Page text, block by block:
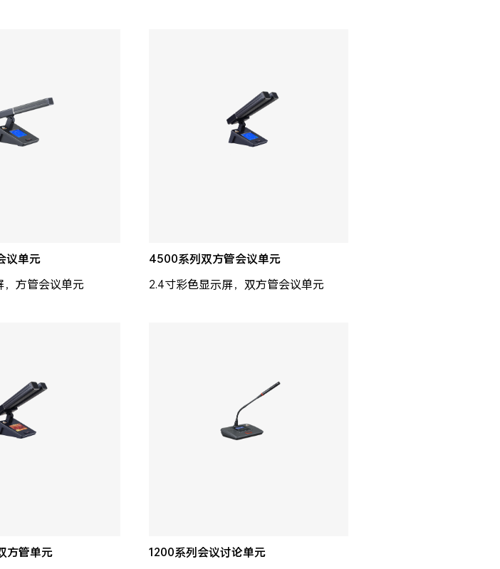
议单元
，方管会议单元
4500系列双方管会议单元
2.4寸彩色显示屏，双方管会议单元
方管单元
1200系列会议讨论单元